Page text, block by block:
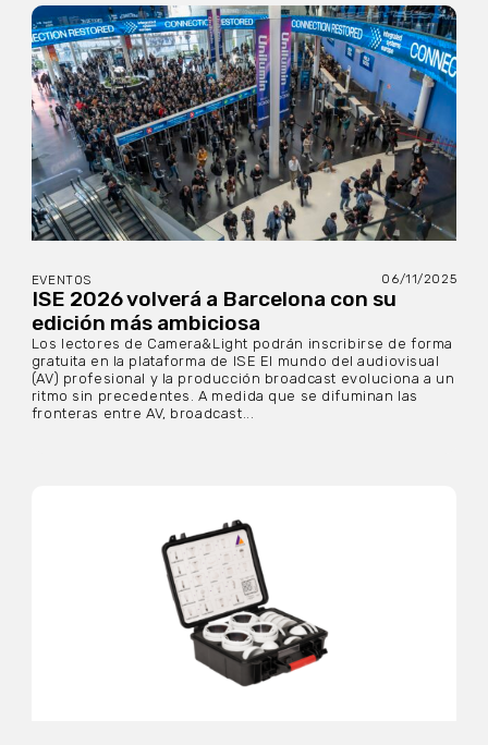
EVENTOS 06/11/2025
ISE 2026 volverá a Barcelona con su
edición más ambiciosa
Los lectores de Camera&Light podrán inscribirse de forma
gratuita en la plataforma de ISE El mundo del audiovisual
(AV) profesional y la producción broadcast evoluciona a un
ritmo sin precedentes. A medida que se difuminan las
fronteras entre AV, broadcast...